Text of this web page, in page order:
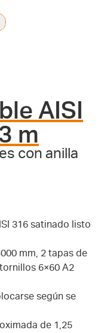
AISI
m
con anilla
316 satinado listo
mm, 2 tapas de
6×60 A2
según se
de 1,25